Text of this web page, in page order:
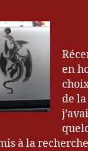
en
de
à la